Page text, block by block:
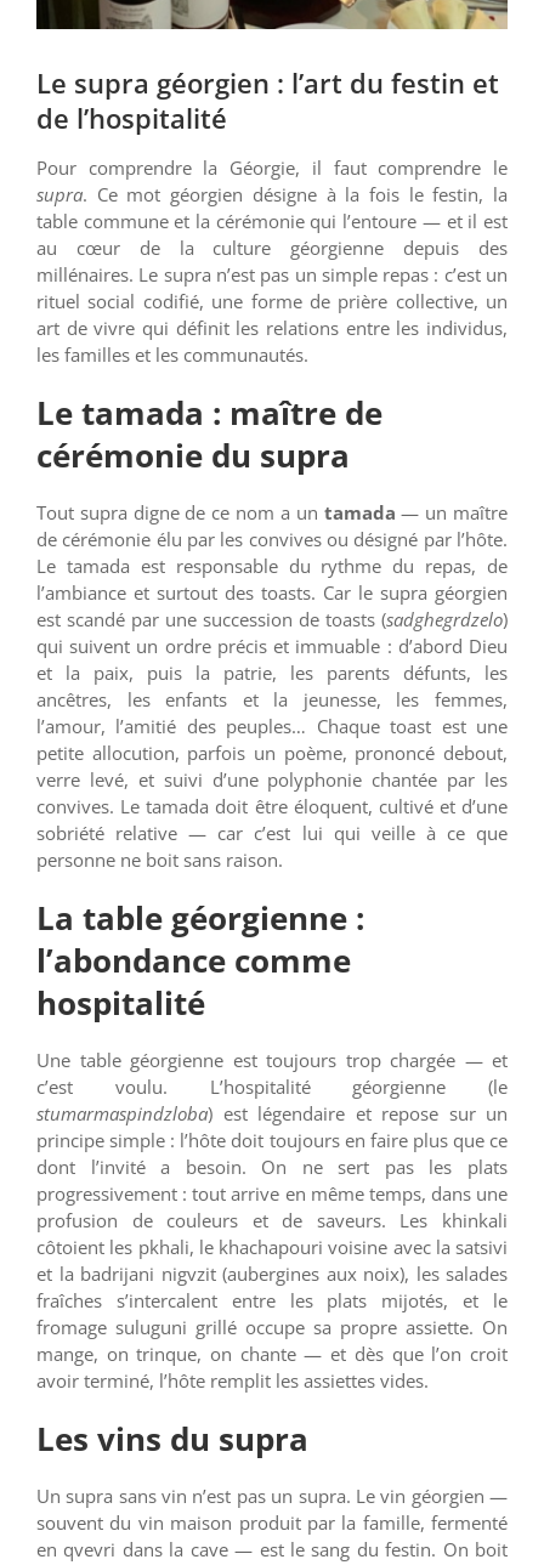
Le supra géorgien : l’art du festin et
de l’hospitalité
Pour comprendre la Géorgie, il faut comprendre le
supra. Ce mot géorgien désigne à la fois le festin, la
table commune et la cérémonie qui l’entoure — et il est
au cœur de la culture géorgienne depuis des
millénaires. Le supra n’est pas un simple repas : c’est un
rituel social codifié, une forme de prière collective, un
art de vivre qui définit les relations entre les individus,
les familles et les communautés.
Le tamada : maître de
cérémonie du supra
Tout supra digne de ce nom a un tamada — un maître
de cérémonie élu par les convives ou désigné par l’hôte.
Le tamada est responsable du rythme du repas, de
l’ambiance et surtout des toasts. Car le supra géorgien
est scandé par une succession de toasts (sadghegrdzelo)
qui suivent un ordre précis et immuable : d’abord Dieu
et la paix, puis la patrie, les parents défunts, les
ancêtres, les enfants et la jeunesse, les femmes,
l’amour, l’amitié des peuples… Chaque toast est une
petite allocution, parfois un poème, prononcé debout,
verre levé, et suivi d’une polyphonie chantée par les
convives. Le tamada doit être éloquent, cultivé et d’une
sobriété relative — car c’est lui qui veille à ce que
personne ne boit sans raison.
La table géorgienne :
l’abondance comme
hospitalité
Une table géorgienne est toujours trop chargée — et
c’est voulu. L’hospitalité géorgienne (le
stumarmaspindzloba) est légendaire et repose sur un
principe simple : l’hôte doit toujours en faire plus que ce
dont l’invité a besoin. On ne sert pas les plats
progressivement : tout arrive en même temps, dans une
profusion de couleurs et de saveurs. Les khinkali
côtoient les pkhali, le khachapouri voisine avec la satsivi
et la badrijani nigvzit (aubergines aux noix), les salades
fraîches s’intercalent entre les plats mijotés, et le
fromage suluguni grillé occupe sa propre assiette. On
mange, on trinque, on chante — et dès que l’on croit
avoir terminé, l’hôte remplit les assiettes vides.
Les vins du supra
Un supra sans vin n’est pas un supra. Le vin géorgien —
souvent du vin maison produit par la famille, fermenté
en qvevri dans la cave — est le sang du festin. On boit